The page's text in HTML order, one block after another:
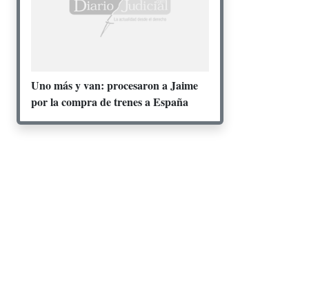
Uno más y van: procesaron a Jaime
por la compra de trenes a España